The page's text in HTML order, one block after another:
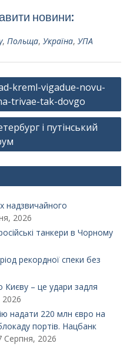
новини:
, Польща, Україна, УПА
kreml-vigadue-novu-
trivae-tak-dovgo
і путінський
надзвичайного
2026
танкери в Чорному
рекордної спеки без
Києву – це удари задля
надати 220 млн євро на
портів. Нацбанк
Серпня, 2026